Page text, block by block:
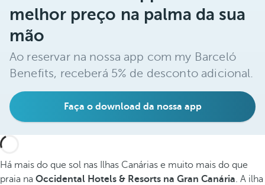
melhor preço na palma da sua
mão
Ao reservar na nossa app com my Barceló
Benefits, receberá 5% de desconto adicional.
Faça o download da nossa app
Há mais do que sol nas Ilhas Canárias e muito mais do que
praia na Occidental Hotels & Resorts na Gran Canária. A ilha